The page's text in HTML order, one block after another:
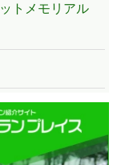
トメモリアル